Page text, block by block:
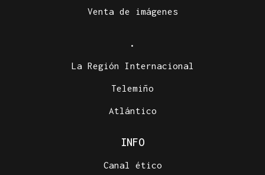
Venta de imágenes
.
La Región Internacional
Telemiño
Atlántico
INFO
Canal ético